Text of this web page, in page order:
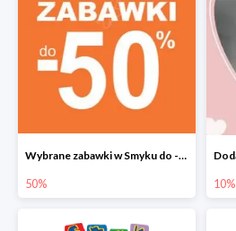
Wybrane zabawki w Smyku do -50%
50% 10%